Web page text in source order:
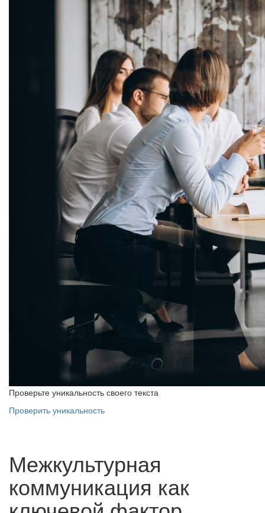
Проверьте уникальность своего текста
Проверить уникальность
Межкультурная
коммуникация как